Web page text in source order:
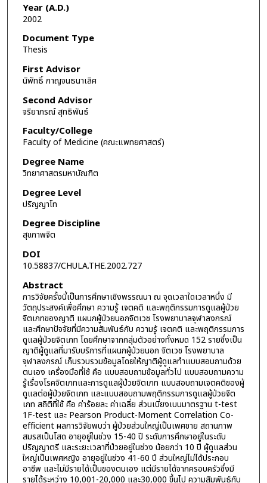
Year (A.D.)
2002
Document Type
Thesis
First Advisor
นิพัทธิ์ กาญจนธนาเลิศ
Second Advisor
จริยาภรณ์ สุทธิพันธ์
Faculty/College
Faculty of Medicine (คณะแพทยศาสตร์)
Degree Name
วิทยาศาสตรมหาบัณฑิต
Degree Level
ปริญญาโท
Degree Discipline
สุขภาพจิต
DOI
10.58837/CHULA.THE.2002.727
Abstract
การวิจัยครั้งนี้เป็นการศึกษาเชิงพรรณนา ณ จุดเวลาใดเวลาหนึ่ง มี
วัตถุประสงค์เพื่อศึกษา ความรู้ เจตคติ และพฤติกรรมการดูแลผู้ป่วย
จิตเภทของญาติ แผนกผู้ป่วยนอกจิตเวช โรงพยาบาลจุฬาลงกรณ์
และศึกษาปัจจัยที่มีความสัมพันธ์กับ ความรู้ เจตคติ และพฤติกรรมการ
ดูแลผู้ป่วยจิตเภท โดยศึกษาจากกลุ่มตัวอย่างทั้งหมด 152 รายซึ่งเป็น
ญาติผู้ดูแลที่มารับบริการที่แผนกผู้ป่วยนอก จิตเวช โรงพยาบาล
จุฬาลงกรณ์ เก็บรวบรวมข้อมูลโดยให้ญาติผู้ดูแลทำแบบสอบถามด้วย
ตนเอง เครื่องมือที่ใช้ คือ แบบสอบถามข้อมูลทั่วไป แบบสอบถามความ
รู้เรื่องโรคจิตเภทและการดูแลผู้ป่วยจิตเภท แบบสอบถามเจตคติของผู้
ดูแลต่อผู้ป่วยจิตเภท และแบบสอบถามพฤติกรรมการดูแลผู้ป่วยจิต
เภท สถิติที่ใช้ คือ ค่าร้อยละ ค่าเฉลี่ย ส่วนเบี่ยงเบนมาตรฐาน t-test
1F-test และ Pearson Product-Moment Correlation Co-
efficient ผลการวิจัยพบว่า ผู้ป่วยส่วนใหญ่เป็นเพศชาย สถานภาพ
สมรสเป็นโสด อายุอยู่ในช่วง 15-40 ปี ระดับการศึกษาอยู่ในระดับ
ปริญญาตรี และระยะเวลาที่ป่วยอยู่ในช่วง น้อยกว่า 10 ปี ผู้ดูแลส่วน
ใหญ่เป็นเพศหญิง อายุอยู่ในช่วง 41-60 ปี ส่วนใหญ่ไม่ได้ประกอบ
อาชีพ และไม่มีรายได้เป็นของตนเอง แต่มีรายได้จากครอบครัวซึ่งมี
รายได้ระหว่าง 10,001-20,000 และ30,000 ขึ้นไป ความสัมพันธ์กับ